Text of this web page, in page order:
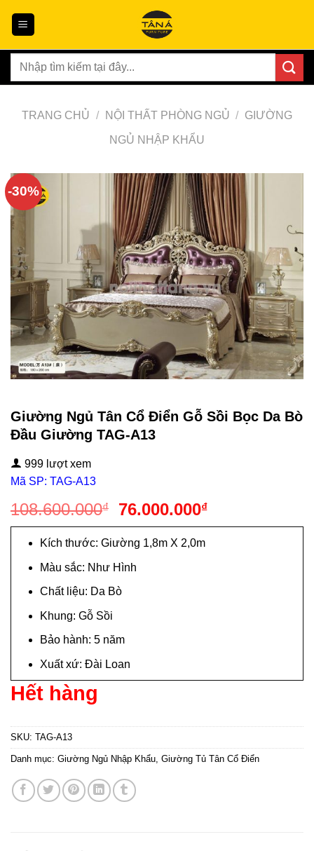
Tìm
TRANG CHỦ / NỘI THẤT PHÒNG NGỦ / GIƯỜNG
NGỦ NHẬP KHẨU
-30%
Giường Ngủ Tân Cổ Điển Gỗ Sồi Bọc Da Bò
Đầu Giường TAG-A13
999 lượt xem
Mã SP: TAG-A13
108.600.000₫
Giá
gốc
là:
108.600.000₫.
76.000.000₫Giá
hiện
Kích thước: Giường 1,8m X 2,0m
Màu sắc: Như Hình
Chất liệu: Da Bò
Khung: Gỗ Sồi
Bảo hành: 5 năm
Xuất xứ: Đài Loan
Hết hàng
SKU: TAG-A13
Danh mục: Giường Ngủ Nhập Khẩu, Giường Tủ Tân Cổ Điển